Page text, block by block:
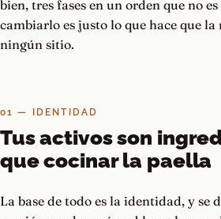
bien, tres fases en un orden que no
cambiarlo es justo lo que hace que
ningún sitio.
01 — IDENTIDAD
Tus activos son
que cocinar la paella
La base de todo es la identidad, y se